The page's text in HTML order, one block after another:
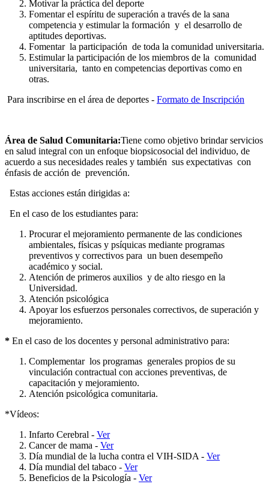
Motivar la práctica del deporte
Fomentar el espíritu de superación a través de la sana
competencia y estimular la formación y el desarrollo de
aptitudes deportivas.
Fomentar la participación de toda la comunidad universitaria.
Estimular la participación de los miembros de la comunidad
universitaria, tanto en competencias deportivas como en
otras.
Para inscribirse en el área de deportes - Formato de Inscripción
Área de Salud Comunitaria:Tiene como objetivo brindar servicios
en salud integral con un enfoque biopsicosocial del individuo, de
acuerdo a sus necesidades reales y también sus expectativas con
énfasis de acción de prevención.
Estas acciones están dirigidas a:
En el caso de los estudiantes para:
Procurar el mejoramiento permanente de las condiciones
ambientales, físicas y psíquicas mediante programas
preventivos y correctivos para un buen desempeño
académico y social.
Atención de primeros auxilios y de alto riesgo en la
Universidad.
Atención psicológica
Apoyar los esfuerzos personales correctivos, de superación y
mejoramiento.
* En el caso de los docentes y personal administrativo para:
Complementar los programas generales propios de su
vinculación contractual con acciones preventivas, de
capacitación y mejoramiento.
Atención psicológica comunitaria.
*Vídeos:
Infarto Cerebral - Ver
Cancer de mama - Ver
Día mundial de la lucha contra el VIH-SIDA - Ver
Día mundial del tabaco - Ver
Beneficios de la Psicología - Ver